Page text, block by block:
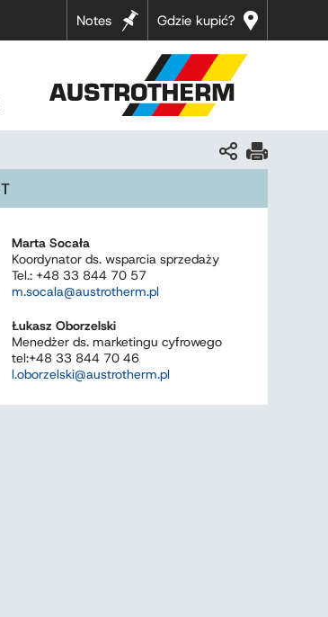
Gdzie kupić?
Notes
Marta Socała
Koordynator ds. wsparcia sprzedaży
Tel.: +48 33 844 70 57
m.socala@austrotherm.pl
Łukasz Oborzelski
Menedżer ds. marketingu cyfrowego
tel:+48 33 844 70 46
l.oborzelski@austrotherm.pl